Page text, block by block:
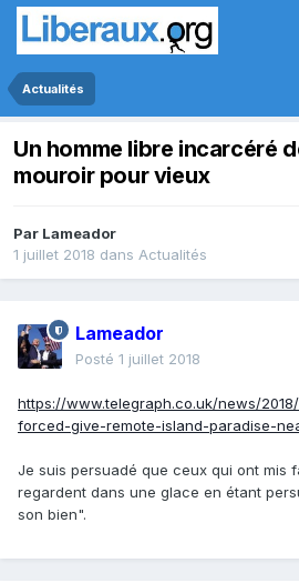
Actualités
Un homme libre incarcéré
mouroir pour vieux
Par Lameador
1 juillet 2018 dans Actualités
Lameador
Posté 1 juillet 2018
https://www.telegraph.co.uk/news/
forced-give-remote-island-paradise-
Je suis persuadé que ceux qui ont mis
regardent dans une glace en étant
son bien".